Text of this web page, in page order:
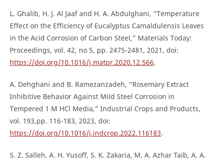
L. Ghalib, H. J. Al Jaaf and H. A. Abdulghani, “Temperature
Effect on the Efficiency of Eucalyptus Camaldulensis Leaves
in the Acid Corrosion of Carbon Steel,” Materials Today:
Proceedings, vol. 42, no 5, pp. 2475-2481, 2021, doi:
https://doi.org/10.1016/j.matpr.2020.12.566.
A. Dehghani and B. Ramezanzadeh, “Rosemary Extract
Inhibitive Behavior Against Mild Steel Corrosion in
Tempered 1 M HCl Media,” Industrial Crops and Products,
vol. 193,pp. 116-183, 2023, doi:
https://doi.org/10.1016/j.indcrop.2022.116183.
S. Z. Salleh, A. H. Yusoff, S. K. Zakaria, M. A. Azhar Taib, A. A.